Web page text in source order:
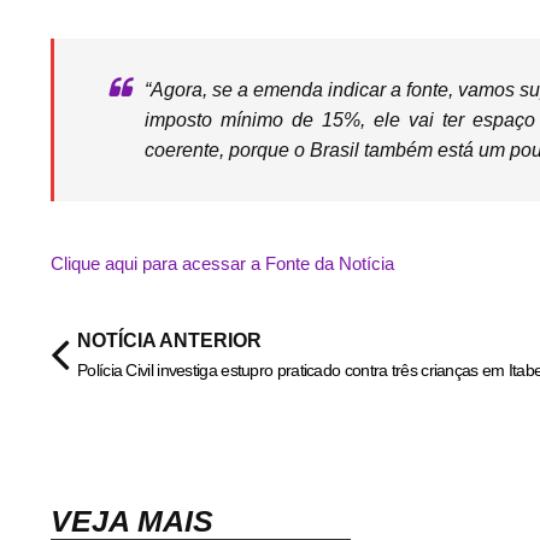
“Agora, se a emenda indicar a fonte, vamos
imposto mínimo de 15%, ele vai ter
coerente, porque o Brasil também está um
Clique aqui para acessar a Fonte da Notícia
NOTÍCIA ANTERIOR
VEJA MAIS